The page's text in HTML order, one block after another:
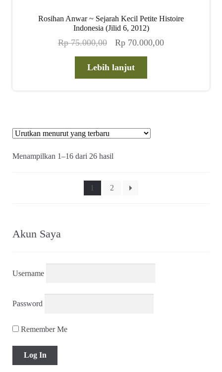
Rosihan Anwar ~ Sejarah Kecil Petite Histoire
Indonesia (Jilid 6, 2012)
Rp75.000,00
Harga
adalah:
Rp 70.000,00Harga
Lebih lanjut
Menampilkan 1–16 dari 26 hasil
terbaru
1 2
Akun Saya
Username
Password
Remember Me